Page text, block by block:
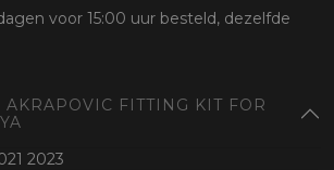
voor 15:00 uur besteld, dezelfde
FITTING KIT FOR
2023